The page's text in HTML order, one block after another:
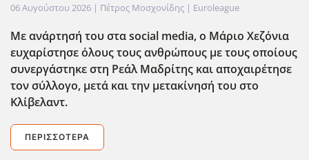
06 Αυγούστου 2026 | Πέτρος Μοσχονίδης | Euroleague
Με ανάρτησή του στα social media, ο Μάριο Χεζόνια
ευχαρίστησε όλους τους ανθρώπους με τους οποίους
συνεργάστηκε στη Ρεάλ Μαδρίτης και αποχαιρέτησε
τον σύλλογο, μετά και την μετακίνησή του στο
Κλίβελαντ.
ΠΕΡΙΣΣΌΤΕΡΑ